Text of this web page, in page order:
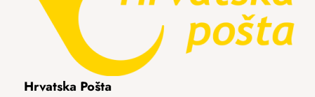
Hrvatska Pošta